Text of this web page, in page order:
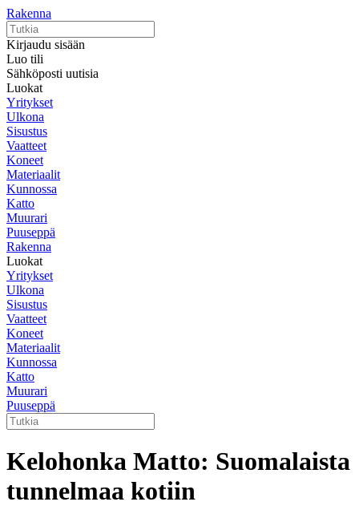
Rakenna
Kirjaudu sisään
Luo tili
Sähköposti uutisia
Luokat
Yritykset
Ulkona
Sisustus
Vaatteet
Koneet
Materiaalit
Kunnossa
Katto
Muurari
Puuseppä
Rakenna
Luokat
Yritykset
Ulkona
Sisustus
Vaatteet
Koneet
Materiaalit
Kunnossa
Katto
Muurari
Puuseppä
Kelohonka Matto: Suomalaista
tunnelmaa kotiin